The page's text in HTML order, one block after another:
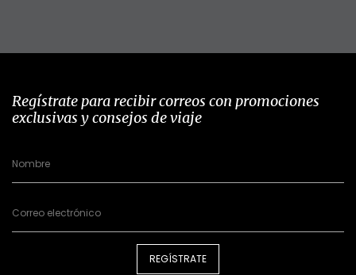
Regístrate para recibir correos con promociones
exclusivas y consejos de viaje
REGÍSTRATE